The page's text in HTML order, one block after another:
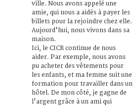
ville. Nous avons appelé une
amie, qui nous a aidés à payer les
billets pour la rejoindre chez elle.
Aujourd'hui, nous vivons dans sa
maison.
Ici, le CICR continue de nous
aider. Par exemple, nous avons
pu acheter des vêtements pour
les enfants, et ma femme suit une
formation pour travailler dans un
hôtel. De mon côté, je gagne de
l'argent grâce à un ami qui